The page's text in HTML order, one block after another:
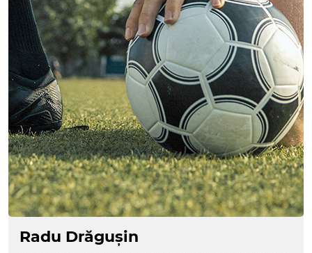
Radu Drăgușin